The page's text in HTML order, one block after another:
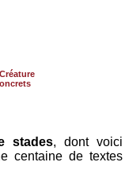
stades, dont voici
centaine de textes